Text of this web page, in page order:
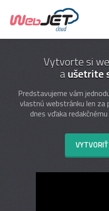
Vytvorte si
aušetrite
Predstavujeme vám
vlastnú webstránku len za
dnes vďaka